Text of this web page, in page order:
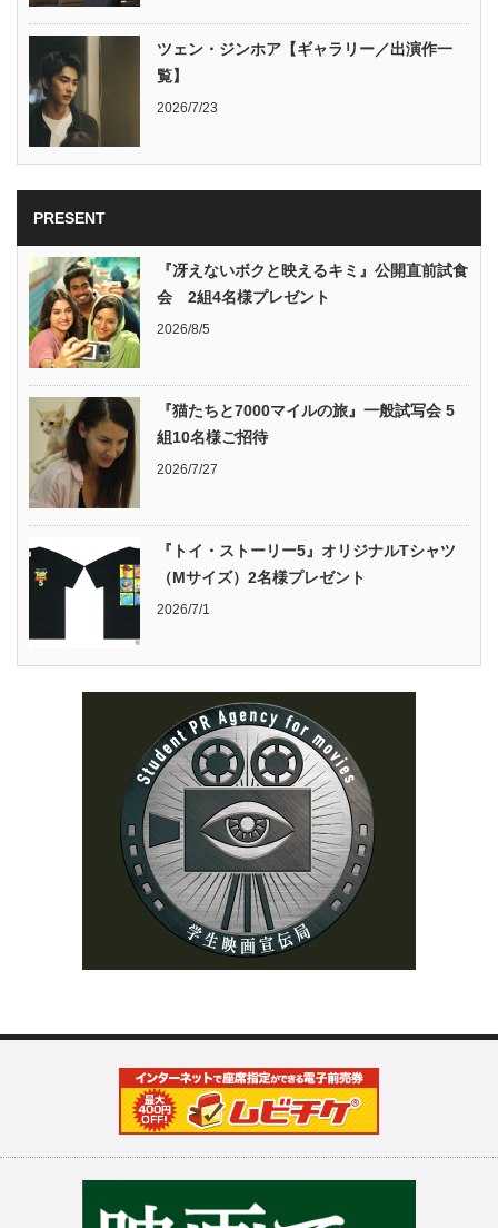
ツェン・ジンホア【ギャラリー／出演作一
覧】
2026/7/23
PRESENT
『冴えないボクと映えるキミ』公開直前試食
会 2組4名様プレゼント
2026/8/5
『猫たちと7000マイルの旅』一般試写会 5
組10名様ご招待
2026/7/27
『トイ・ストーリー5』オリジナルTシャツ
（Mサイズ）2名様プレゼント
2026/7/1